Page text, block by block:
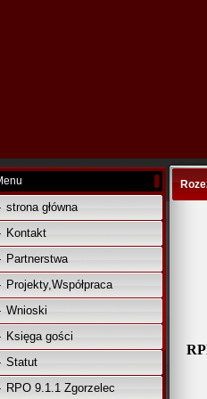
strona główna
Kontakt
Partnerstwa
Projekty,Współpraca
Wnioski
Księga gości
Statut
RPO 9.1.1 Zgorzelec